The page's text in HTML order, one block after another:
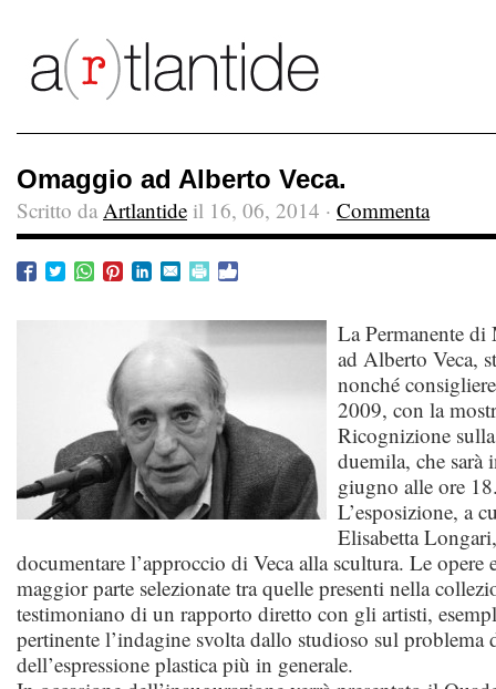
Omaggio ad Alberto Veca.
Scritto da Artlantide il 16, 06, 2014 · Commenta
La Permanente
ad Alberto Veca,
nonché
2009, con la
Ricognizione
duemila, che sarà
giugno alle ore
L’esposizione, a
Elisabetta
documentare l’approccio di Veca alla scultura. Le opere
maggior parte selezionate tra quelle presenti nella
testimoniano di un rapporto diretto con gli artisti,
pertinente l’indagine svolta dallo studioso sul problema
dell’espressione plastica più in generale.